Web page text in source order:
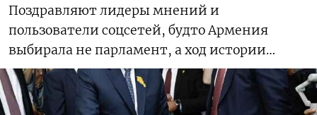
Поздравляют лидеры мнений и
пользователи соцсетей, будто Армения
выбирала не парламент, а ход истории…